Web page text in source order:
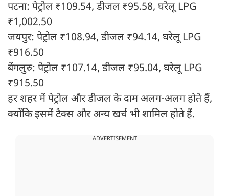
पटना: पेट्रोल ₹109.54, डीजल ₹95.58, घरेलू LPG
₹1,002.50
जयपुर: पेट्रोल ₹108.94, डीजल ₹94.14, घरेलू LPG
₹916.50
बेंगलुरु: पेट्रोल ₹107.14, डीजल ₹95.04, घरेलू LPG
₹915.50
हर शहर में पेट्रोल और डीजल के दाम अलग-अलग होते हैं,
क्योंकि इसमें टैक्स और अन्य खर्च भी शामिल होते हैं.
ADVERTISEMENT